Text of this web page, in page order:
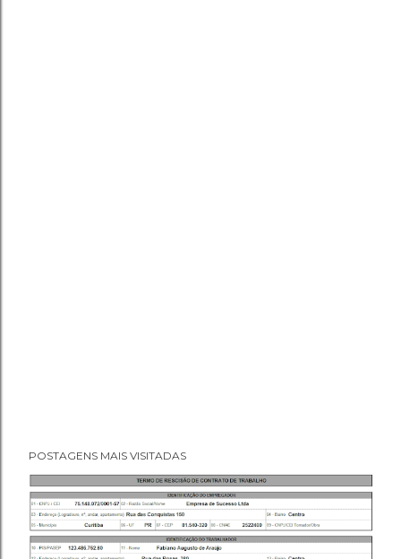
POSTAGENS MAIS VISITADAS